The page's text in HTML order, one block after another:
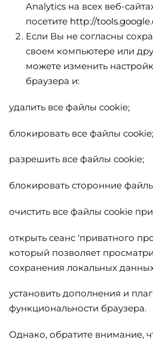
Analytics на всех веб-
посетите http://
Если Вы не согласны
своем компьютере или
можете изменить
браузера и:
удалить все файлы cookie;
блокировать все файлы cookie;
разрешить все файлы cookie;
блокировать сторонние
очистить все файлы cookie
открыть сеанс ‘приватного
который позволяет
сохранения локальных
установить дополнения и
функциональности браузера.
Однако, обратите внимание,